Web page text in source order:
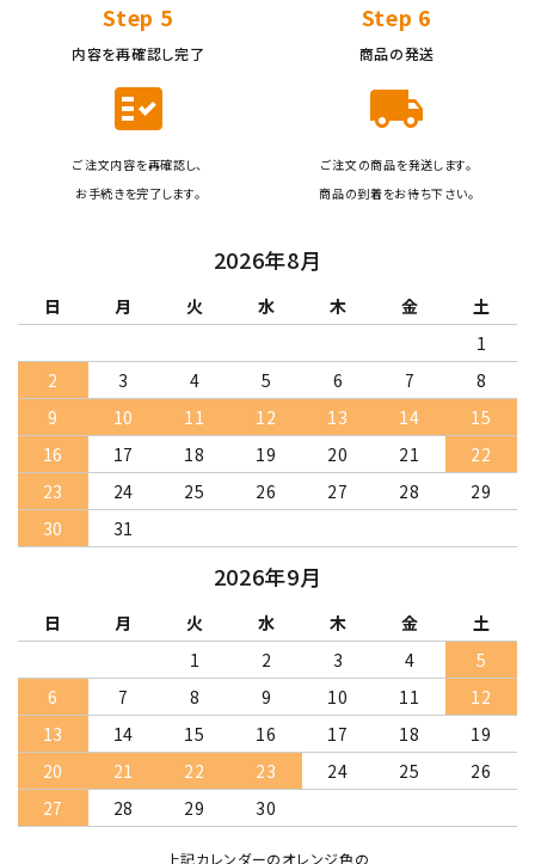
Step 5
内容を再確認し完了
fact_check
ご注文内容を再確認し、
お手続きを完了します。
Step 6
商品の発送
local_shipping
ご注文の商品を発送します。
商品の到着をお待ち下さい。
2026年8月
日 月 火 水 木 金
土
1
2
3 4 5 6 7
8
9
10 11 12 13 14
15
16
17 18 19 20 21
22
23
24 25 26 27 28
29
30
31
2026年9月
日 月 火 水 木 金
土
1
2 3 4
5
6
7 8 9 10 11
12
13
14 15 16 17 18
19
20
21 22 23 24 25
26
27
28 29 30
上記カレンダーのオレンジ色の